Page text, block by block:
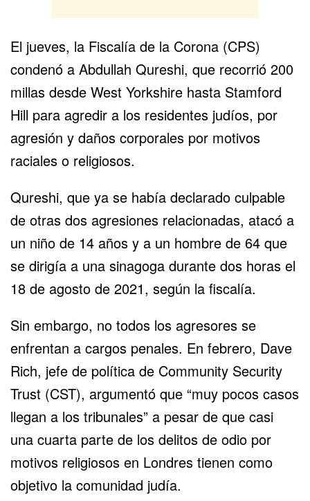
El jueves, la Fiscalía de la Corona (CPS)
condenó a Abdullah Qureshi, que recorrió 200
millas desde West Yorkshire hasta Stamford
Hill para agredir a los residentes judíos, por
agresión y daños corporales por motivos
raciales o religiosos.
Qureshi, que ya se había declarado culpable
de otras dos agresiones relacionadas, atacó a
un niño de 14 años y a un hombre de 64 que
se dirigía a una sinagoga durante dos horas el
18 de agosto de 2021, según la fiscalía.
Sin embargo, no todos los agresores se
enfrentan a cargos penales. En febrero, Dave
Rich, jefe de política de Community Security
Trust (CST), argumentó que “muy pocos casos
llegan a los tribunales” a pesar de que casi
una cuarta parte de los delitos de odio por
motivos religiosos en Londres tienen como
objetivo la comunidad judía.